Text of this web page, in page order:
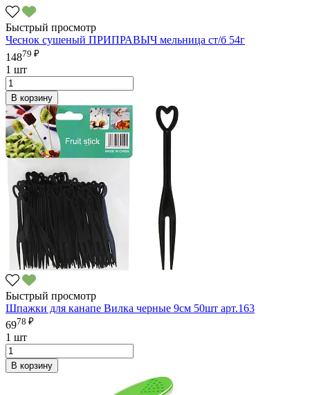
Быстрый просмотр
Чеснок сушеный ПРИПРАВЫЧ мельница ст/б 54г
14879 ₽
1 шт
В корзину
Быстрый просмотр
Шпажки для канапе Вилка черные 9см 50шт арт.163
6978 ₽
1 шт
В корзину